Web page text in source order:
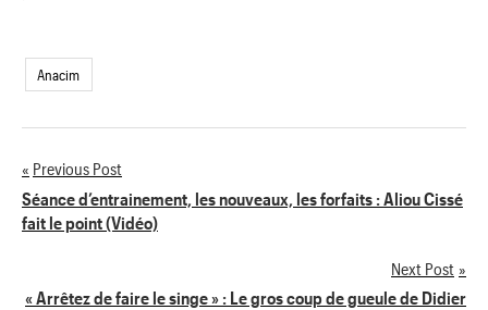
Anacim
Navigation
de
Previous Post
Séance d’entrainement, les nouveaux, les forfaits : Aliou Cissé
fait le point (Vidéo)
Next Post
« Arrêtez de faire le singe » : Le gros coup de gueule de Didier